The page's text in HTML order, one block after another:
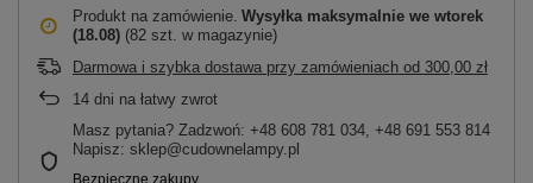
Produkt na zamówienie Wysyłka maksymalnie we wtorek
(18.08) (82 szt. w magazynie)
Darmowa i szybka dostawa przy zamówieniach od 300,00 zł
14 dni na łatwy zwrot
Masz pytania? Zadzwoń: +48 608 781 034, +48 691 553 814
Napisz: sklep@cudownelampy.pl